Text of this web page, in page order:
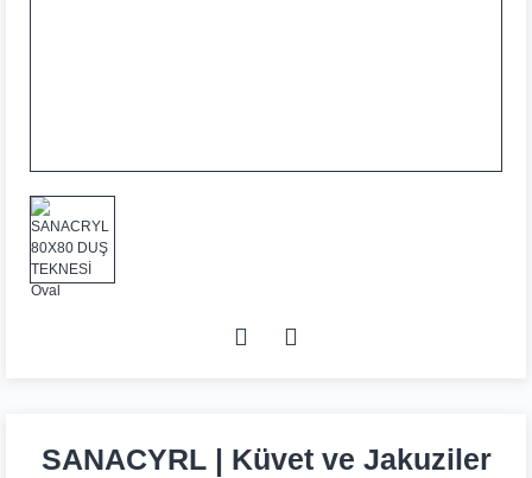
SANACYRL | Küvet ve Jakuziler